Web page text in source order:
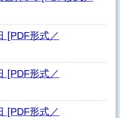
[PDF形式／
[PDF形式／
[PDF形式／